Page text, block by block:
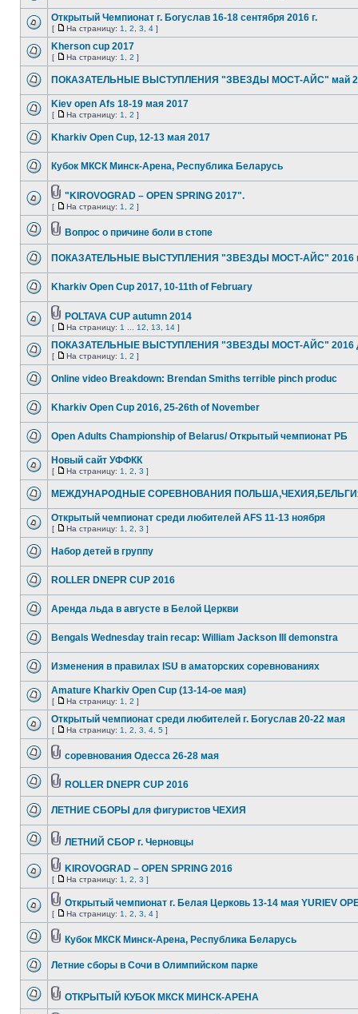
Открытый Чемпионат г. Богуслав 16-18 сентября 2016 г.
[ На страницу: 1 2 3 4 ]
Kherson cup 2017
[ На страницу: 1 2 ]
ПОКАЗАТЕЛЬНЫЕ ВЫСТУПЛЕНИЯ "ЗВЕЗДЫ МОСТ-АЙС" май
Kiev open Afs 18-19 мая 2017
[ На страницу: 1 2 ]
Kharkiv Open Cup, 12-13 мая 2017
Кубок МКСК Минск-Арена, Республика Беларусь
"KIROVOGRAD – OPEN SPRING 2017".
[ На страницу: 1 2 ]
Вопрос о причине боли в стопе
ПОКАЗАТЕЛЬНЫЕ ВЫСТУПЛЕНИЯ "ЗВЕЗДЫ МОСТ-АЙС" 2016
Kharkiv Open Cup 2017, 10-11th of February
POLTAVA CUP autumn 2014
[ На страницу: 1 12 13 14 ]
ПОКАЗАТЕЛЬНЫЕ ВЫСТУПЛЕНИЯ "ЗВЕЗДЫ МОСТ-АЙС" 2016
[ На страницу: 1 2 ]
Online video Breakdown: Brendan Smiths terrible pinch produc
Kharkiv Open Cup 2016, 25-26th of November
Open Adults Championship of Belarus/ Открытый чемпионат РБ
Новый сайт УФФКК
[ На страницу: 1 2 3 ]
МЕЖДУНАРОДНЫЕ СОРЕВНОВАНИЯ
Открытый чемпионат среди любителей AFS 11-13 ноября
[ На страницу: 1 2 3 ]
Набор детей в группу
ROLLER DNEPR CUP 2016
Аренда льда в августе в Белой Церкви
Bengals Wednesday train recap: William Jackson III demonstra
Изменения в правилах ISU в аматорских соревнованиях
Amature Kharkiv Open Cup (13-14-ое мая)
[ На страницу: 1 2 ]
Открытый чемпионат среди любителей г. Богуслав 20-22 мая
[ На страницу: 1 2 3 4 5 ]
соревнования Одесса 26-28 мая
ROLLER DNEPR CUP 2016
ЛЕТНИЕ СБОРЫ для фигуристов ЧЕХИЯ
ЛЕТНИЙ СБОР г. Черновцы
KIROVOGRAD – OPEN SPRING 2016
[ На страницу: 1 2 3 ]
Открытый чемпионат г. Белая Церковь 13-14 мая YURIEV
[ На страницу: 1 2 3 4 ]
Кубок МКСК Минск-Арена, Республика Беларусь
Летние сборы в Сочи в Олимпийском парке
ОТКРЫТЫЙ КУБОК МКСК МИНСК-АРЕНА